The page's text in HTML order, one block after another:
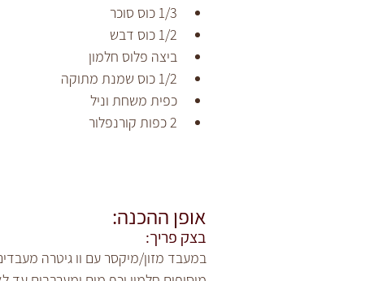
1/3 כוס סוכר
1/2 כוס דבש
ביצה פלוס חלמון
1/2 כוס שמנת מתוקה
כפית משחת וניל
2 כפות קורנפלור
אופן ההכנה:
בצק פריך:
במעבד מזון/מיקסר עם וו גיטרה